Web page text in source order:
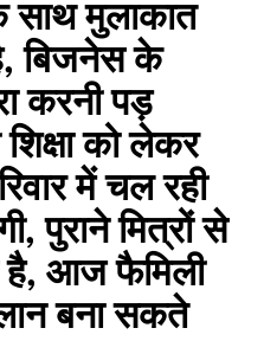
साथ मुलाकात
बिजनेस के
करनी पड़
को लेकर
में चल रही
पुराने मित्रों से
है, आज फैमिली
बना सकते